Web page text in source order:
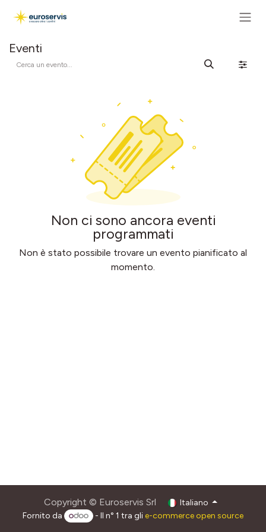
Eventi
Non ci sono ancora eventi
programmati
Non è stato possibile trovare un evento pianificato al
momento.
Copyright © Euroservis Srl
Italiano
Fornito da
- Il n° 1 tra gli e-commerce open source